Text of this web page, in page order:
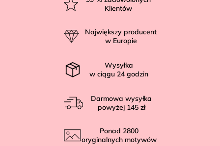
Klientów
Największy producent
w Europie
Wysyłka
w ciągu 24 godzin
Darmowa wysyłka
powyżej 145 zł
Ponad 2800
oryginalnych motywów